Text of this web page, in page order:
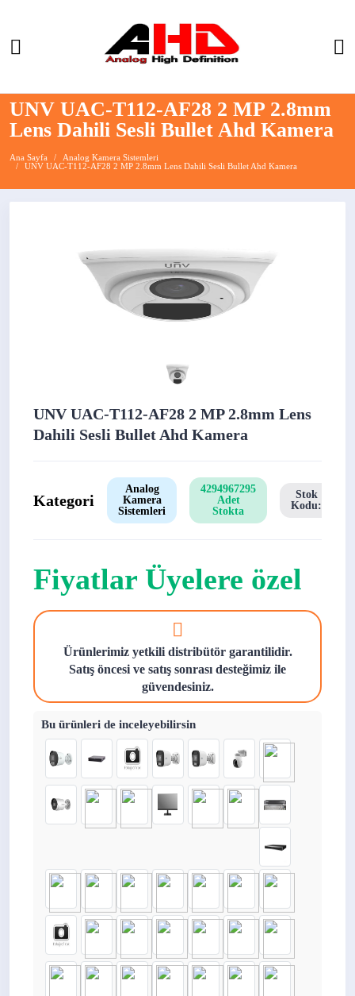
UNV UAC-T112-AF28 2 MP 2.8mm
Lens Dahili Sesli Bullet Ahd Kamera
Ana Sayfa
Analog Kamera Sistemleri
UNV UAC-T112-AF28 2 MP 2.8mm Lens Dahili Sesli Bullet Ahd Kamera
UNV UAC-T112-AF28 2 MP 2.8mm Lens
Dahili Sesli Bullet Ahd Kamera
Kategori
Analog
Kamera
Sistemleri
4294967295
Adet
Stokta
Stok
Kodu:
Fiyatlar Üyelere özel
Ürünlerimiz yetkili distribütör garantilidir.
Satış öncesi ve satış sonrası desteğimiz ile
güvendesiniz.
Bu ürünleri de inceleyebilirsin